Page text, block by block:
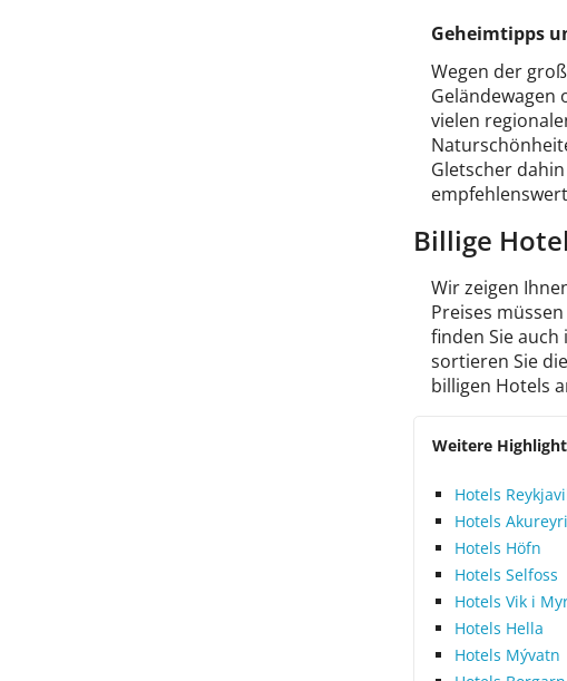
Geheimtipps
Wegen der
Geländewagen
vielen
Gletscher
Billige
Wir zeigen
Preises
finden Sie auch
sortieren Sie
billigen Hotels
Weitere
Hotels
Hotels Akureyri
Hotels Höfn
Hotels Selfoss
Hotels Vik i
Hotels Hella
Hotels Mývatn